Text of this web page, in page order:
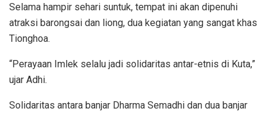
Selama hampir sehari suntuk, tempat ini akan dipenuhi
atraksi barongsai dan liong, dua kegiatan yang sangat khas
Tionghoa.
“Perayaan Imlek selalu jadi solidaritas antar-etnis di Kuta,”
ujar Adhi.
Solidaritas antara banjar Dharma Semadhi dan dua banjar